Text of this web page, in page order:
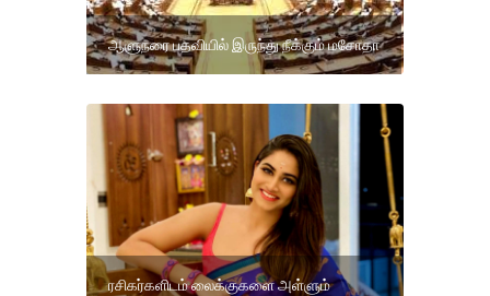
ஆளுநரை பதவியில் இருந்து நீக்கும் மசோதா
ரசிகர்களிடம் லைக்குகளை அள்ளும்